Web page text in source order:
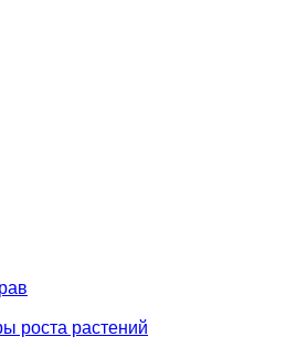
роста растений